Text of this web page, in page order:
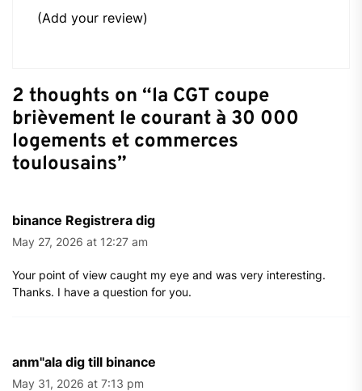
(Add your review)
2 thoughts on “la CGT coupe
brièvement le courant à 30 000
logements et commerces
toulousains”
binance Registrera dig
May 27, 2026 at 12:27 am
Your point of view caught my eye and was very interesting.
Thanks. I have a question for you.
anm"ala dig till binance
May 31, 2026 at 7:13 pm